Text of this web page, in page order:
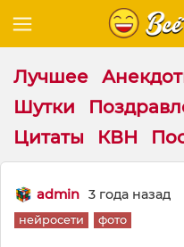
Лучшее
Шутки
Цитаты
КВН
admin 3 года назад
нейросети фото